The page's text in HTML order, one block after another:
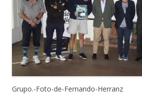
Grupo.-Foto-de-Fernando-Herranz